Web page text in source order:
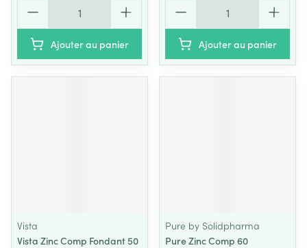
Ajouter au panier Ajouter au panier
Vista
Vista Zinc Comp Fondant 50
Pure by Solidpharma
Pure Zinc Comp 60